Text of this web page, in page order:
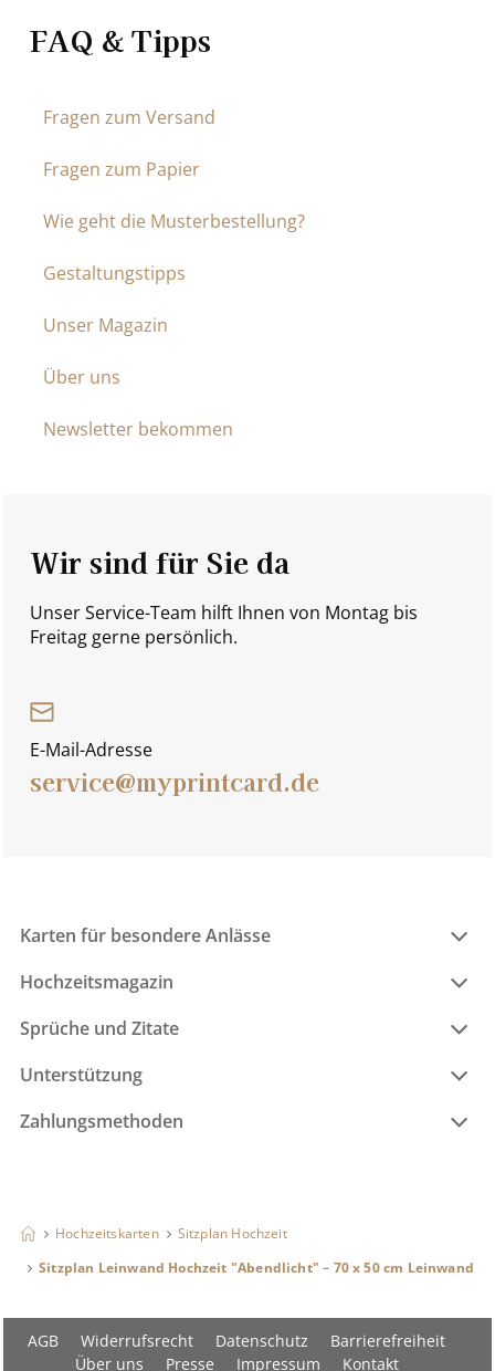
FAQ & Tipps
Fragen zum Versand
Fragen zum Papier
Wie geht die Musterbestellung?
Gestaltungstipps
Unser Magazin
Über uns
Newsletter bekommen
Wir sind für Sie da
Unser Service-Team hilft Ihnen von Montag bis
Freitag gerne persönlich.
E-Mail-Adresse
service@myprintcard.de
Karten für besondere Anlässe
Hochzeitsmagazin
Sprüche und Zitate
Unterstützung
Zahlungsmethoden
Hochzeitskarten
Sitzplan Hochzeit
Sitzplan Leinwand Hochzeit "Abendlicht" – 70 x 50 cm Leinwand
AGB Widerrufsrecht Datenschutz
Barrierefreiheit
Über uns
Presse Impressum Kontakt